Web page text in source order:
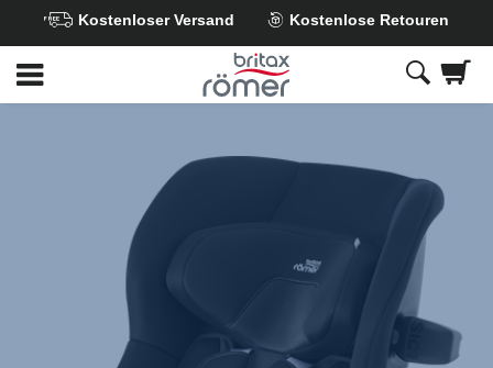
Hauptinhalt
springen
Kostenloser Versand Kostenlose Retouren